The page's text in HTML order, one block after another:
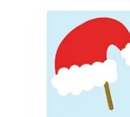
Simplemente
Funciona en
Hace que
Guarda